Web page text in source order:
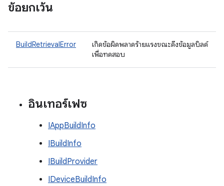
ข้อยกเว้น
BuildRetrievalError
เกิดข้อผิดพลาดร้ายแรงขณะดึงข้อมูลบิลด์
เพื่อทดสอบ
อินเทอร์เฟซ
IAppBuildInfo
IBuildInfo
IBuildProvider
IDeviceBuildInfo